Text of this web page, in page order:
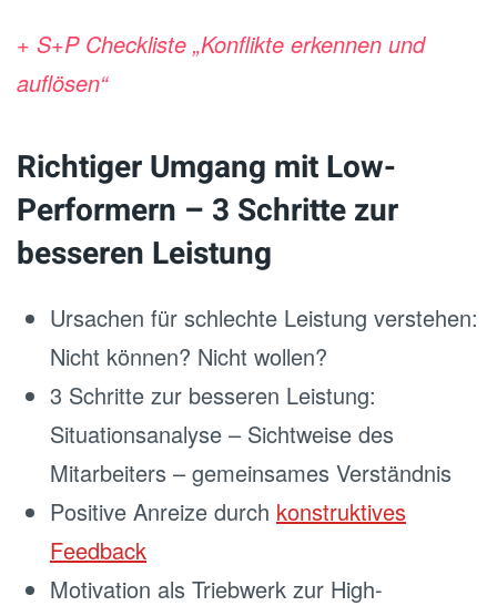
+ S+P Checkliste „Konflikte erkennen und
auflösen“
Richtiger Umgang mit Low-
Performern – 3 Schritte zur
besseren Leistung
Ursachen für schlechte Leistung verstehen:
Nicht können? Nicht wollen?
3 Schritte zur besseren Leistung:
Situationsanalyse – Sichtweise des
Mitarbeiters – gemeinsames Verständnis
Positive Anreize durch konstruktives
Feedback
Motivation als Triebwerk zur High-